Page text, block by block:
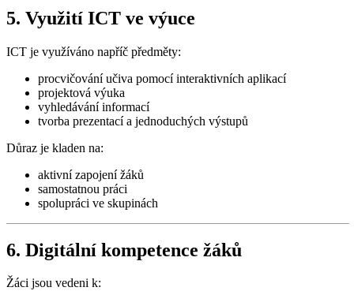
5. Využití ICT ve výuce
ICT je využíváno napříč předměty:
procvičování učiva pomocí interaktivních aplikací
projektová výuka
vyhledávání informací
tvorba prezentací a jednoduchých výstupů
Důraz je kladen na:
aktivní zapojení žáků
samostatnou práci
spolupráci ve skupinách
6. Digitální kompetence žáků
Žáci jsou vedeni k: